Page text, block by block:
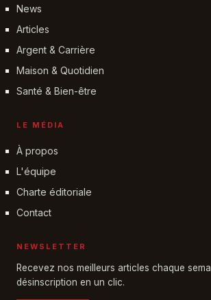
News
Articles
Argent & Carrière
Maison & Quotidien
Santé & Bien-être
LE MÉDIA
À propos
L'équipe
Charte éditoriale
Contact
NEWSLETTER
Recevez nos meilleurs articles chaque
désinscription en un clic.